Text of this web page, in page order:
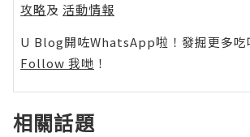
攻略及 活動情報
U Blog開咗WhatsApp啦！發掘更多吃
Follow 我哋 ！
相關話題